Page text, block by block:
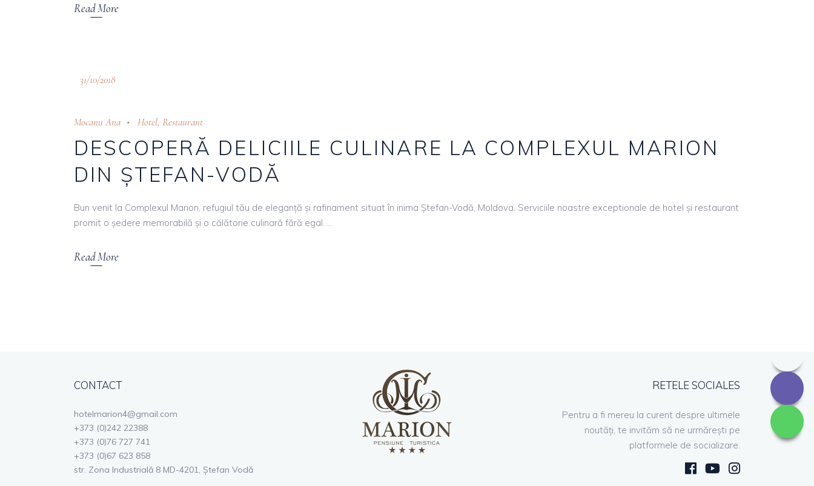
Read More
31/10/2018
Mocanu Ana Hotel, Restaurant
DESCOPERĂ DELICIILE CULINARE LA COMPLEXUL MARION
DIN ȘTEFAN-VODĂ
Bun venit la Complexul Marion, refugiul tău de eleganță și rafinament situat în inima Ștefan-Vodă, Moldova. Serviciile noastre exceptionale de hotel și restaurant
promit o ședere memorabilă și o călătorie culinară fără egal.
Read More
CONTACT
hotelmarion4@gmail.com
+373 (0)242 22388
+373 (0)76 727 741
+373 (0)67 623 858
str. Zona Industrială 8 MD-4201, Ştefan Vodă
RETELE SOCIALES
Pentru a fi mereu la curent despre ultimele
noutăți, te invităm să ne urmărești pe
platformele de socializare.